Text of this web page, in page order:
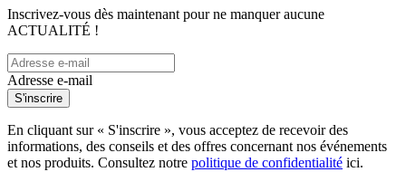
Inscrivez-vous dès maintenant pour ne manquer aucune
ACTUALITÉ !
Adresse e-mail
S'inscrire
En cliquant sur « S'inscrire », vous acceptez de recevoir des
informations, des conseils et des offres concernant nos événements
et nos produits. Consultez notre politique de confidentialité ici.